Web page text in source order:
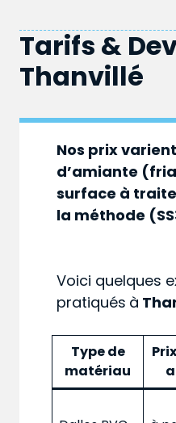
Tarifs &
Thanvillé
Nos prix
d’amiante
surface à
la méthode
Voici quelques
pratiqués à
Type de
matériau